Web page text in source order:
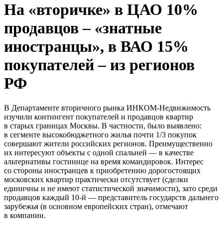
На «вторичке» в ЦАО 10%
продавцов – «знатные
иностранцы», в ВАО 15%
покупателей – из регионов
РФ
В Департаменте вторичного рынка ИНКОМ-Недвижимость
изучили контингент покупателей и продавцов квартир
в старых границах Москвы. В частности, было выявлено:
в сегменте высокобюджетного жилья почти 1/3 покупок
совершают жители российских регионов. Преимущественно
их интересуют объекты с одной спальней — в качестве
альтернативы гостинице на время командировок. Интерес
со стороны иностранцев к приобретению дорогостоящих
московских квартир практически отсутствует (сделки
единичны и не имеют статистической значимости), зато среди
продавцов каждый 10-й — представитель государств дальнего
зарубежья (в основном европейских стран), отмечают
в компании.